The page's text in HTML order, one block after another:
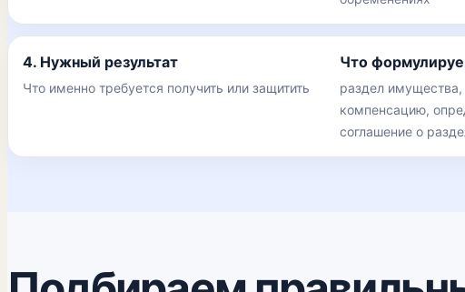
4. Нужный результат
Что именно требуется получить или защитить
Что
раздел имущества,
компенсацию,
соглашение о